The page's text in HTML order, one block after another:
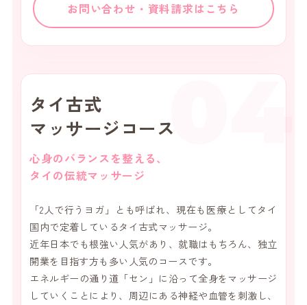
お問い合わせ・資料請求はこちら
04
タイ古式
マッサージコース
心身のバランスを整える、
タイの伝統マッサージ
「2人で行うヨガ」とも呼ばれ、現在も医療としてタイ
国内で定着しているタイ古式マッサージ。
近年日本でも根強い人気があり、就職はもちろん、独立
開業を目指す方も多い人気のコースです。
エネルギーの通り道「セン」に沿って全身をマッサージ
していくことにより、周辺にある神経や血管を刺激し、